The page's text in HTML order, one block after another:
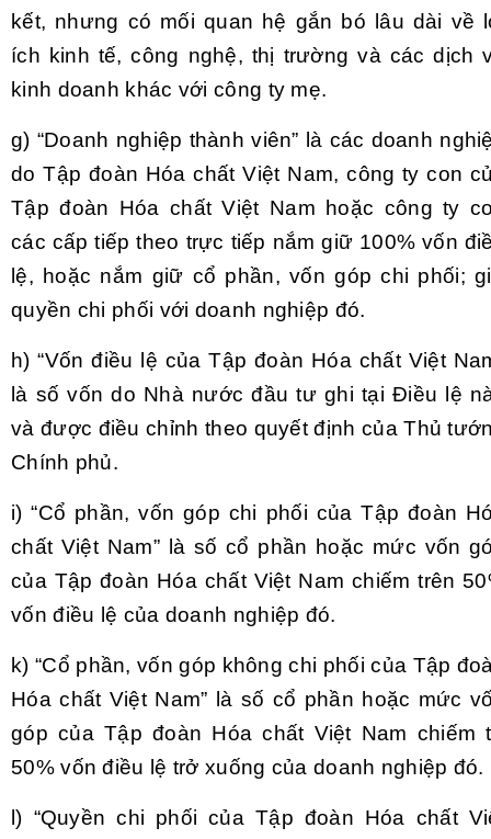
kết, nhưng có mối quan hệ gắn bó lâu dài về
ích kinh tế, công nghệ, thị trường và các dịch
kinh doanh khác với công ty mẹ.
g) “Doanh nghiệp thành viên” là các doanh
do Tập đoàn Hóa chất Việt Nam, công ty con
Tập đoàn Hóa chất Việt Nam hoặc công ty
các cấp tiếp theo trực tiếp nắm giữ 100% vốn
lệ, hoặc nắm giữ cổ phần, vốn góp chi phối;
quyền chi phối với doanh nghiệp đó.
h)“Vốn điều lệ của Tập đoàn Hóa chất Việt
là số vốn do Nhà nước đầu tư ghi tại Điều lệ
và được điều chỉnh theo quyết định của Thủ
Chính phủ.
i)“Cổ phần, vốn góp chi phối của Tập đoàn
chất Việt Nam” là số cổ phần hoặc mức vốn
của Tập đoàn Hóa chất Việt Nam chiếm trên
vốn điều lệ của doanh nghiệp đó.
k) “Cổ phần, vốn góp không chi phối của Tập
Hóa chất Việt Nam” là số cổ phần hoặc mức
góp của Tập đoàn Hóa chất Việt Nam chiếm
50% vốn điều lệ trở xuống của doanh nghiệp đó.
l) “Quyền chi phối của Tập đoàn Hóa chất